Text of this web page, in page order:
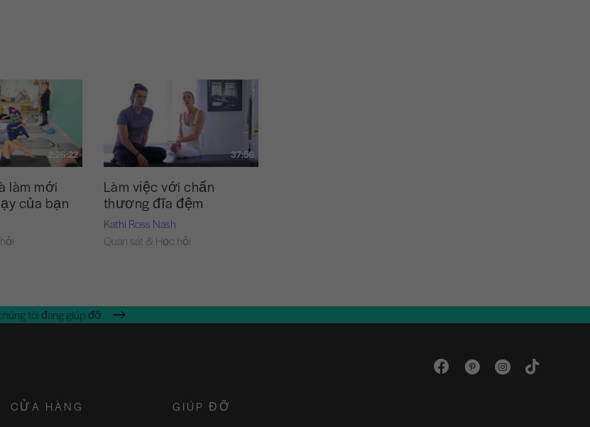
2:26:22
làm mới
của bạn
37:56
Làm việc với chấn
thương đĩa đệm
Kathi Ross Nash
Quan sát & Học hỏi
tôi đang giúp đỡ.
CỬA HÀNG GIÚP ĐỠ